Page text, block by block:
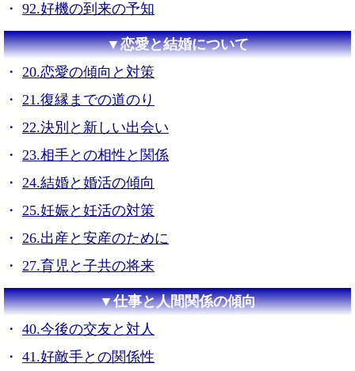
92.好機の到来の予知
▼恋愛と結婚について
20.恋愛の傾向と対策
21.復縁までの道のり
22.決別と新しい出会い
23.相手との相性と関係
24.結婚と婚活の傾向
25.妊娠と妊活の対策
26.出産と安産のために
27.育児と子共の将来
▼仕事と人間関係の傾向
40.今後の交友と対人
41.好敵手との関係性